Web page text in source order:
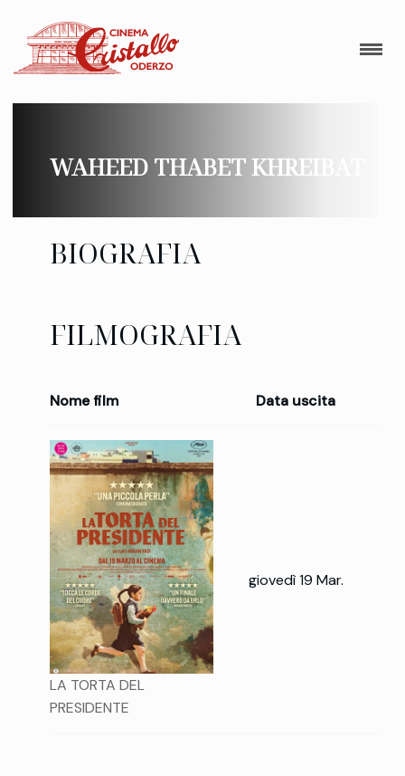
WAHEED THABET KHREIBAT
BIOGRAFIA
FILMOGRAFIA
Nome film Data uscita
LA TORTA DEL
PRESIDENTE
giovedì 19 Mar.